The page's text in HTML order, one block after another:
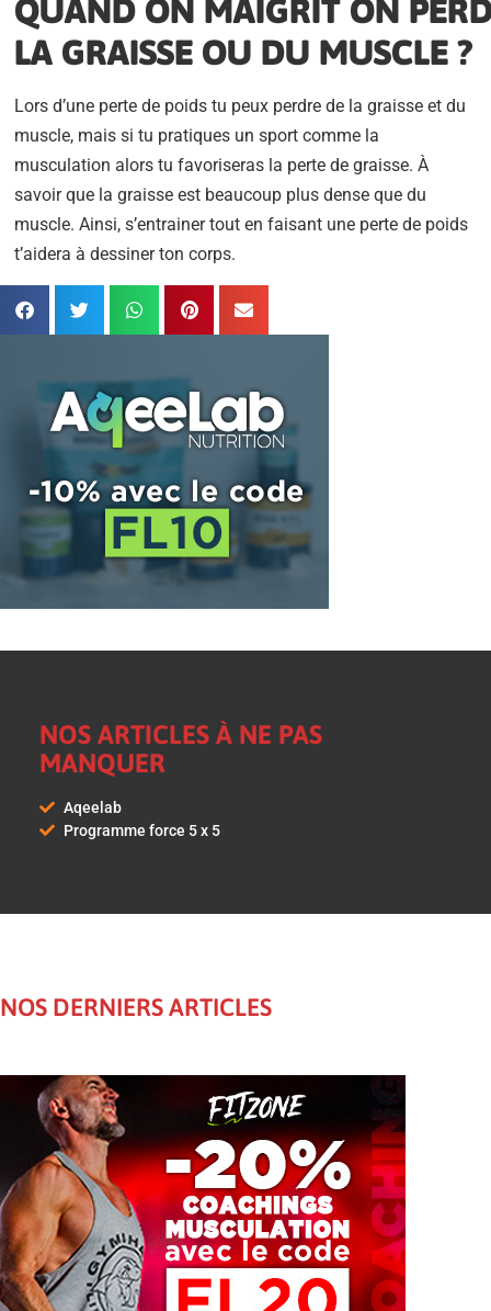
QUAND ON MAIGRIT ON
LA GRAISSE OU DU MUSCLE ?
Lors d’une perte de poids tu peux perdre de la graisse et du
muscle, mais si tu pratiques un sport comme la
musculation alors tu favoriseras la perte de graisse. À
savoir que la graisse est beaucoup plus dense que du
muscle. Ainsi, s’entrainer tout en faisant une perte de poids
t’aidera à dessiner ton corps.
NOS ARTICLES À NE PAS
MANQUER
Aqeelab
Programme force 5 x 5
NOS DERNIERS ARTICLES